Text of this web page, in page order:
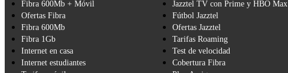
Fibra 600Mb + Móvil
Ofertas Fibra
Fibra 600Mb
Fibra 1Gb
Internet en casa
Internet estudiantes
Jazztel TV con Prime y HBO Max
Fútbol Jazztel
Ofertas Jazztel
Tarifas Roaming
Test de velocidad
Cobertura Fibra